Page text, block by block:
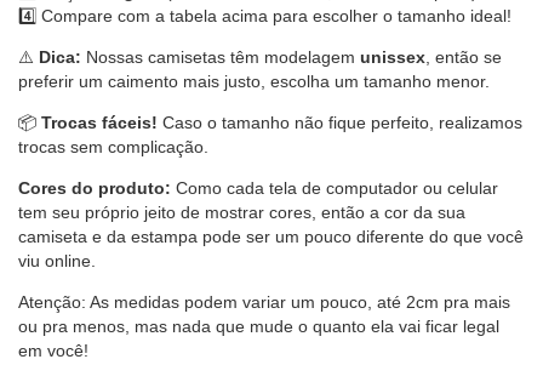
4️⃣ Compare com a tabela acima para escolher o tamanho ideal!
⚠️ Dica: Nossas camisetas têm modelagem unissex , então se
preferir um caimento mais justo, escolha um tamanho menor.
📦 Trocas fáceis! Caso o tamanho não fique perfeito, realizamos
trocas sem complicação.
Cores do produto: Como cada tela de computador ou celular
tem seu próprio jeito de mostrar cores, então a cor da sua
camiseta e da estampa pode ser um pouco diferente do que você
viu online.
Atenção: As medidas podem variar um pouco, até 2cm pra mais
ou pra menos, mas nada que mude o quanto ela vai ficar legal
em você!